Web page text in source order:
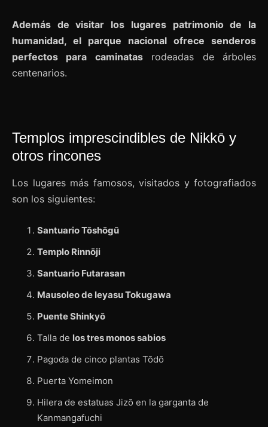
Además de visitar los lugares patrimonio de la
humanidad, el parque nacional ofrece senderos
perfectos para caminatasrodeadas de árboles
centenarios.
Templos imprescindibles de Nikkō y
otros rincones
Los lugares más famosos, visitados y fotografiados
son los siguientes:
Santuario Tōshōgū
Templo Rinnōji
Santuario Futarasan
Mausoleo de Ieyasu Tokugawa
Puente Shinkyō
Talla de los tres monos sabios
Pagoda de cinco plantas Tōdō
Puerta Yomeimon
Hilera de estatuas Jizō en la garganta de
Kanmangafuchi